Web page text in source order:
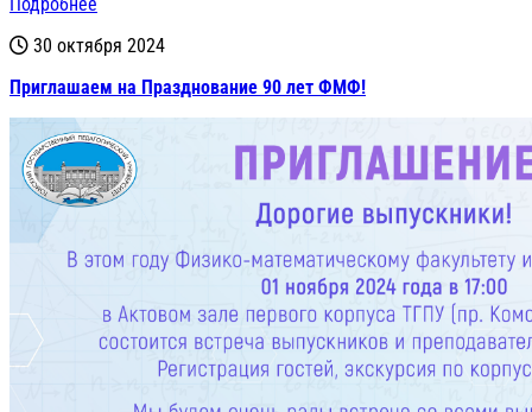
30 октября 2024
Приглашаем на Празднование 90 лет ФМФ!